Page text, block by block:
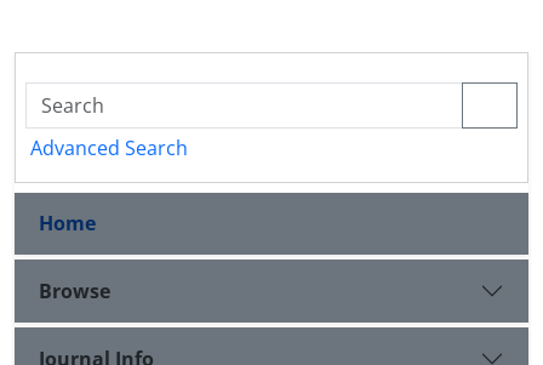
Advanced Search
Home
Browse
Journal Info